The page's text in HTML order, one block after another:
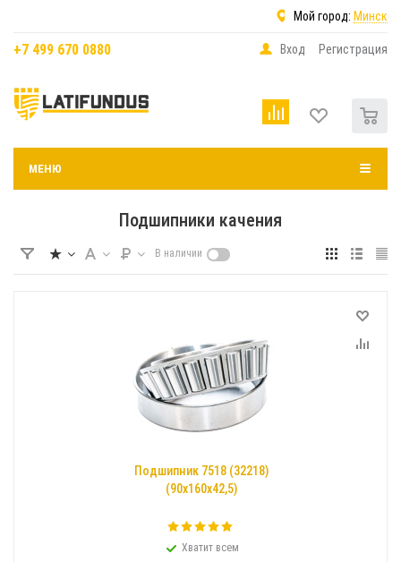
Мой город: Минск
+7 499 670 0880 Вход Регистрация
МЕНЮ
Подшипники качения
В наличии
Подшипник 7518 (32218)
(90x160x42,5)
Хватит всем